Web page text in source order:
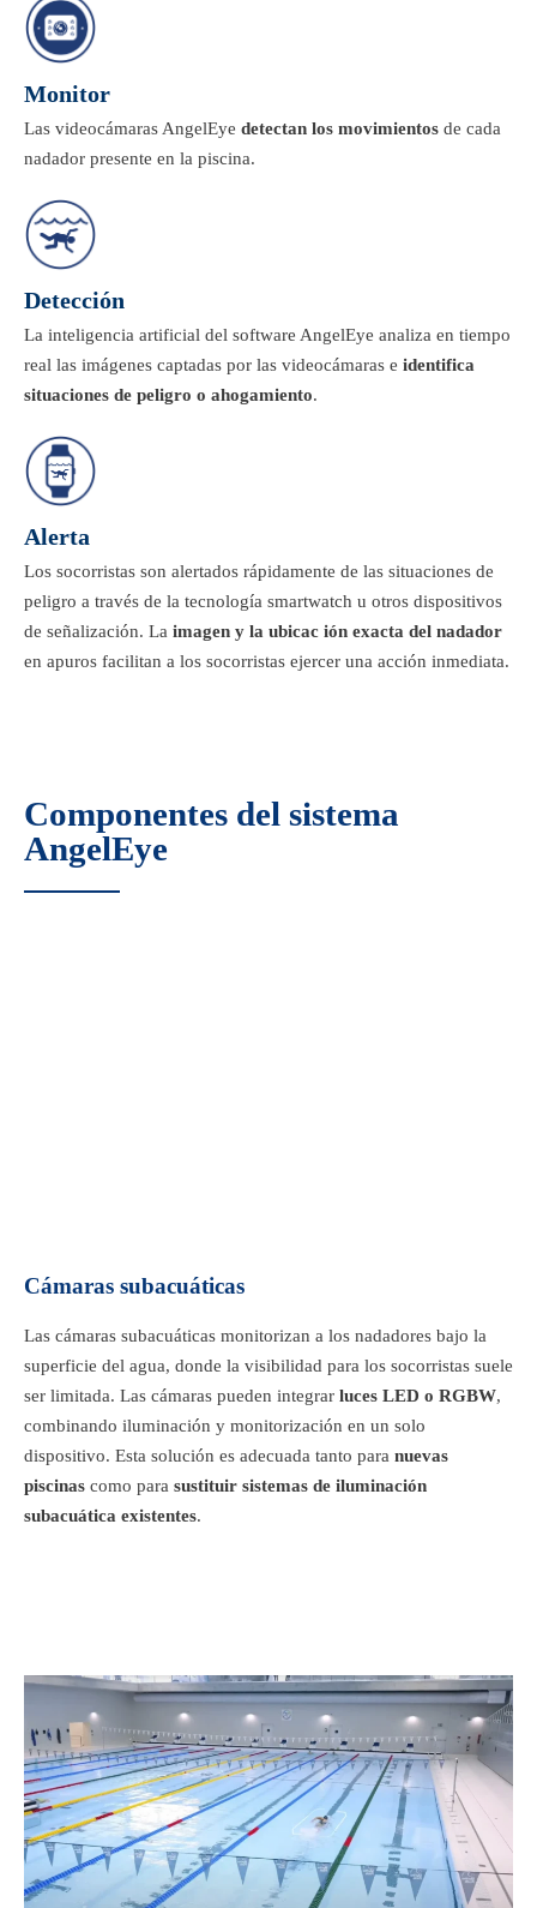
Monitor
Las videocámaras AngelEye detectan los movimientos de cada
nadador presente en la piscina.
Detección
La inteligencia artificial del software AngelEye analiza en tiempo
real las imágenes captadas por las videocámaras e identifica
situaciones de peligro o ahogamiento.
Alerta
Los socorristas son alertados rápidamente de las situaciones de
peligro a través de la tecnología smartwatch u otros dispositivos
de señalización. La imagen y la ubicac ión exacta del nadador
en apuros facilitan a los socorristas ejercer una acción inmediata.
Componentes del sistema
AngelEye
Cámaras subacuáticas
Las cámaras subacuáticas monitorizan a los nadadores bajo la
superficie del agua, donde la visibilidad para los socorristas suele
ser limitada. Las cámaras pueden integrar luces LED o RGBW,
combinando iluminación y monitorización en un solo
dispositivo. Esta solución es adecuada tanto para nuevas
piscinas como para sustituir sistemas de iluminación
subacuática existentes.